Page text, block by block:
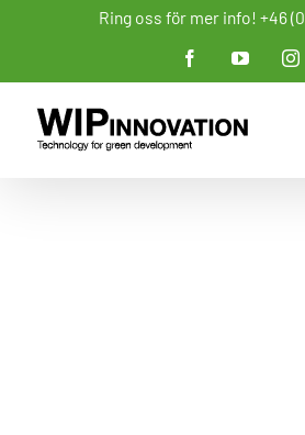
innehållet
Ring oss för mer info! +46
FacebookYouTube